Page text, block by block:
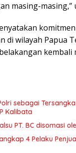
masing-masing,”
di wilayah Papua
sebagai
Kalibata
PT. BC disomasi
4 Pelaku